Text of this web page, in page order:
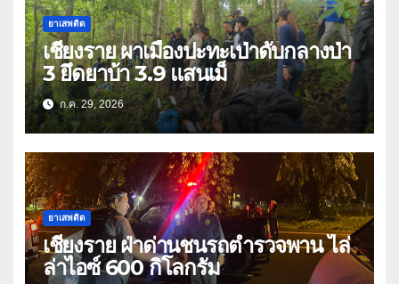
ยาเสพติด
เชียงราย ผาเมืองปะทะเป่าดับกลางป่า
3 ยึดยาบ้า 3.9 แสนเม็
ก.ค. 29, 2026
ยาเสพติด
เชียงราย ฝ่าด่านชนรถตำรวจพาน ไล่
ล่าไอซ์ 600 กิโลกรัม